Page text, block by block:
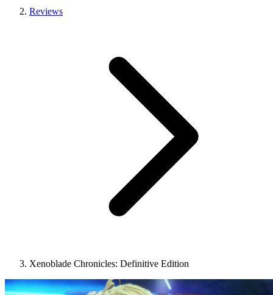
Reviews
Xenoblade Chronicles: Definitive Edition